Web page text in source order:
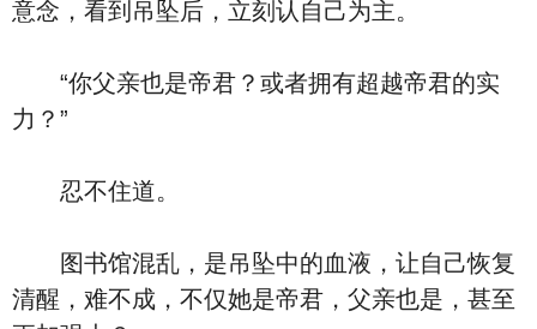
意念，看到吊坠后，立刻认自己为主。
“你父亲也是帝君？或者拥有超越帝君的实
力？”
忍不住道。
图书馆混乱，是吊坠中的血液，让自己恢复
清醒，难不成，不仅她是帝君，父亲也是，甚至